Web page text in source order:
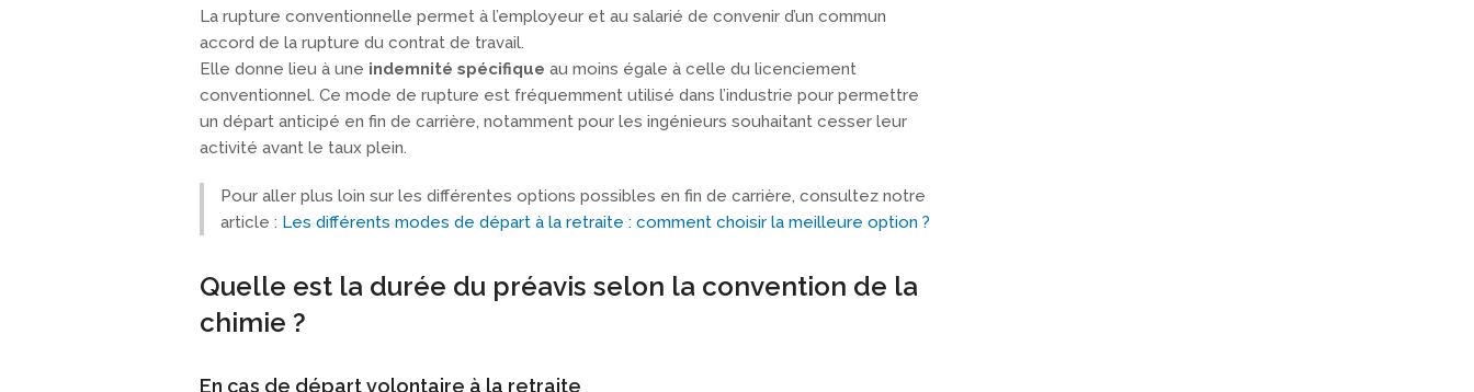
La rupture conventionnelle permet à l’employeur et au salarié de convenir d’un commun
accord de la rupture du contrat de travail.
Elle donne lieu à une indemnité spécifique au moins égale à celle du licenciement
conventionnel. Ce mode de rupture est fréquemment utilisé dans l’industrie pour permettre
un départ anticipé en fin de carrière, notamment pour les ingénieurs souhaitant cesser leur
activité avant le taux plein.
Pour aller plus loin sur les différentes options possibles en fin de carrière, consultez notre
article : Les différents modes de départ à la retraite : comment choisir la meilleure option ?
Quelle est la durée du préavis selon la convention de la
chimie ?
En cas de départ volontaire à la retraite